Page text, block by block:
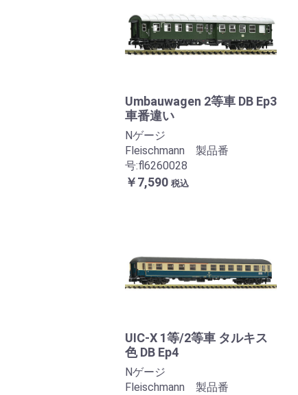
Umbauwagen 2等車 DB Ep3
車番違い
Nゲージ
Fleischmann 製品番
号:fl6260028
￥7,590 税込
UIC-X 1等/2等車 タルキス
色 DB Ep4
Nゲージ
Fleischmann 製品番